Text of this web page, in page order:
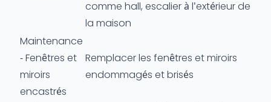
comme hall, escalier à l'extérieur de
la maison
Maintenance
- Fenêtres et
miroirs
encastrés
Remplacer les fenêtres et miroirs
endommagés et brisés